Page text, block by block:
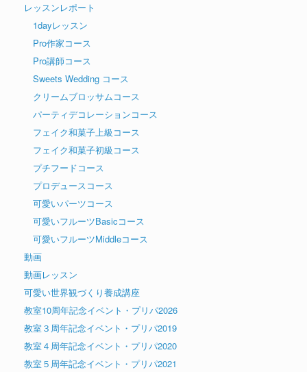
レッスンレポート
1dayレッスン
Pro作家コース
Pro講師コース
Sweets Wedding コース
クリームブロッサムコース
パーティデコレーションコース
フェイク和菓子上級コース
フェイク和菓子初級コース
プチフードコース
プロデュースコース
可愛いパーツコース
可愛いフルーツBasicコース
可愛いフルーツMiddleコース
動画
動画レッスン
可愛い世界観づくり養成講座
教室10周年記念イベント・プリパ2026
教室３周年記念イベント・プリパ2019
教室４周年記念イベント・プリパ2020
教室５周年記念イベント・プリパ2021